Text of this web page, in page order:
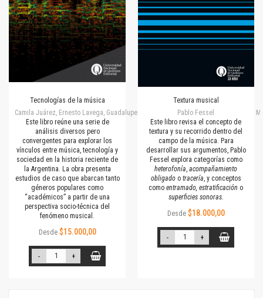
Tecnologías de la música
Camila Juárez, Ernesto Lavega, Guadalupe Gallo, Leonardo Waisman, Lisa Di Cione,
Este libro reúne una serie de
análisis diversos pero
convergentes para explorar los
vínculos entre música, tecnología y
sociedad en la historia reciente de
la Argentina. La obra presenta
estudios de caso que abarcan tanto
géneros populares como
“académicos” a partir de una
perspectiva socio-técnica del
fenómeno musical.
Desde $15.000,00
- +
Textura musical
Pablo Fessel
Este libro revisa el concepto de
textura y su recorrido dentro del
campo de la música. Para
desarrollar sus argumentos, Pablo
Fessel explora categorías como
heterofonía, acompañamiento
obligadoo tracería, y conceptos
como entramado, estratificación o
superficies sonoras.
Desde $18.000,00
- +